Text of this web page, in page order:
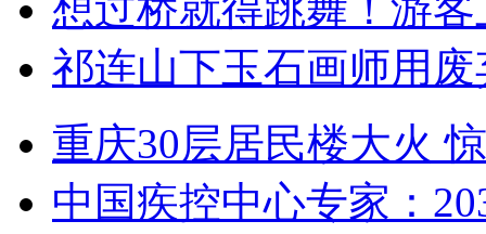
祁连山下玉石画师用
重庆30层居民楼大火
中国疾控中心专家：